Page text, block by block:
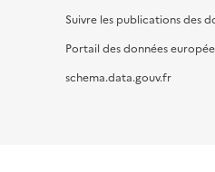
Suivre les publications des
Portail des données
schema.data.gouv.fr